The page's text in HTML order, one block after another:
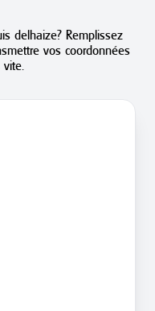
delhaize? Remplissez
vos coordonnées
vite.